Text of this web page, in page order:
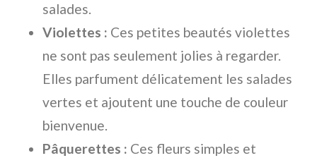
salades.
Violettes : Ces petites beautés violettes
ne sont pas seulement jolies à regarder.
Elles parfument délicatement les salades
vertes et ajoutent une touche de couleur
bienvenue.
Pâquerettes : Ces fleurs simples et